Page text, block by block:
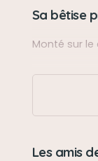
Sa bêtise
Monté sur
Son
Affectif,
Son jouet
Les amis